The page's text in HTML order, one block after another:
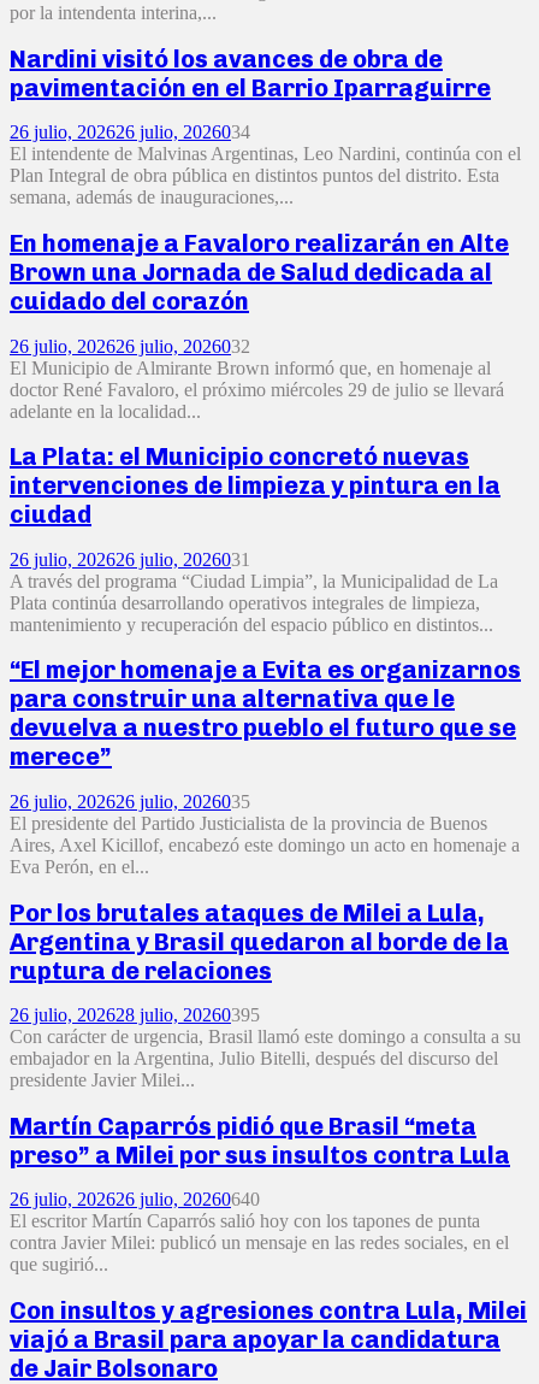
por la intendenta interina,...
Nardini visitó los avances de obra de
pavimentación en el Barrio Iparraguirre
26 julio, 202626 julio, 2026034
El intendente de Malvinas Argentinas, Leo Nardini, continúa con el
Plan Integral de obra pública en distintos puntos del distrito. Esta
semana, además de inauguraciones,...
En homenaje a Favaloro realizarán en Alte
Brown una Jornada de Salud dedicada al
cuidado del corazón
26 julio, 202626 julio, 2026032
El Municipio de Almirante Brown informó que, en homenaje al
doctor René Favaloro, el próximo miércoles 29 de julio se llevará
adelante en la localidad...
La Plata: el Municipio concretó nuevas
intervenciones de limpieza y pintura en la
ciudad
26 julio, 202626 julio, 2026031
A través del programa “Ciudad Limpia”, la Municipalidad de La
Plata continúa desarrollando operativos integrales de limpieza,
mantenimiento y recuperación del espacio público en distintos...
“El mejor homenaje a Evita es organizarnos
para construir una alternativa que le
devuelva a nuestro pueblo el futuro que se
merece”
26 julio, 202626 julio, 2026035
El presidente del Partido Justicialista de la provincia de Buenos
Aires, Axel Kicillof, encabezó este domingo un acto en homenaje a
Eva Perón, en el...
Por los brutales ataques de Milei a Lula,
Argentina y Brasil quedaron al borde de la
ruptura de relaciones
26 julio, 202628 julio, 20260395
Con carácter de urgencia, Brasil llamó este domingo a consulta a su
embajador en la Argentina, Julio Bitelli, después del discurso del
presidente Javier Milei...
Martín Caparrós pidió que Brasil “meta
preso” a Milei por sus insultos contra Lula
26 julio, 202626 julio, 20260640
El escritor Martín Caparrós salió hoy con los tapones de punta
contra Javier Milei: publicó un mensaje en las redes sociales, en el
que sugirió...
Con insultos y agresiones contra Lula, Milei
viajó a Brasil para apoyar la candidatura
de Jair Bolsonaro